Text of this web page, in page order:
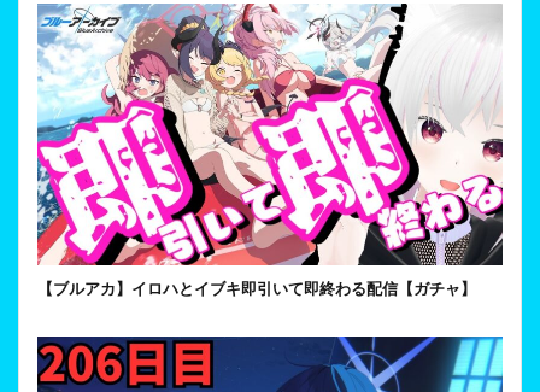
【ブルアカ】イロハとイブキ即引いて即終わる配信【ガチャ】